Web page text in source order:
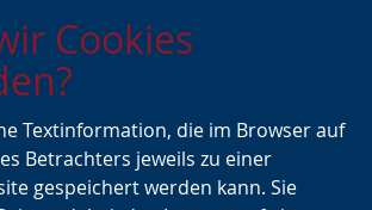
Zur
Hauptnavigation
Zur
Seitennavigation
Zum
Inhalt
Cookies
Textinformation, die im Browser auf
Betrachters jeweils zu einer
gespeichert werden kann. Sie